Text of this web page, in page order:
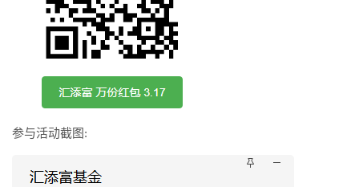
参与活动截图: